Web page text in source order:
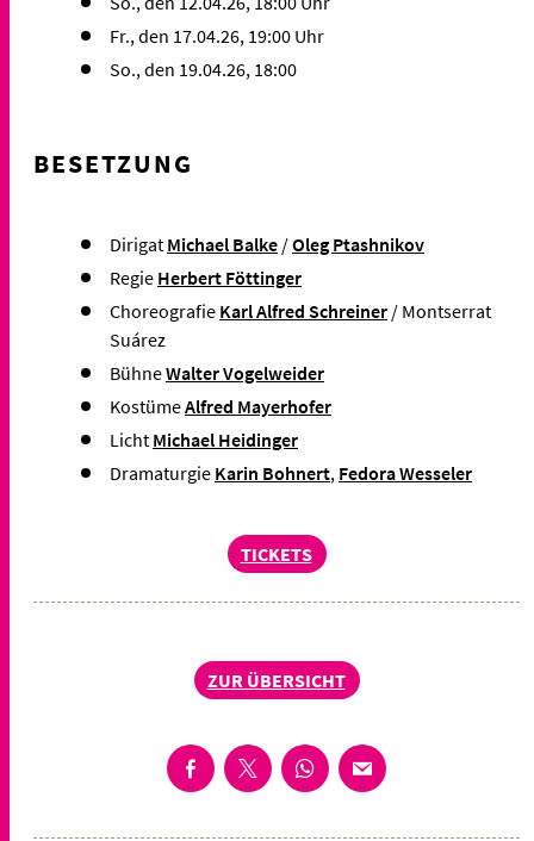
Fr., den 17.04.26, 19:00 Uhr
So., den 19.04.26, 18:00
BESETZUNG
Dirigat Michael Balke /Oleg Ptashnikov
Regie Herbert Föttinger
Choreografie Karl Alfred Schreiner / Montserrat
Suárez
BühneWalter Vogelweider
KostümeAlfred Mayerhofer
Licht Michael Heidinger
Dramaturgie Karin Bohnert, Fedora Wesseler
TICKETS
ZUR ÜBERSICHT